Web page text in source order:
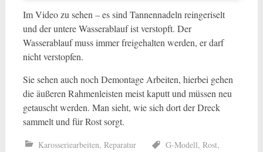
Im Video zu sehen – es sind Tannennadeln reingeriselt
und der untere Wasserablauf ist verstopft. Der
Wasserablauf muss immer freigehalten werden, er darf
nicht verstopfen.
Sie sehen auch noch Demontage Arbeiten, hierbei gehen
die äußeren Rahmenleisten meist kaputt und müssen neu
getauscht werden. Man sieht, wie sich dort der Dreck
sammelt und für Rost sorgt.
Karosseriearbeiten, Reparatur G-Modell, Rost,